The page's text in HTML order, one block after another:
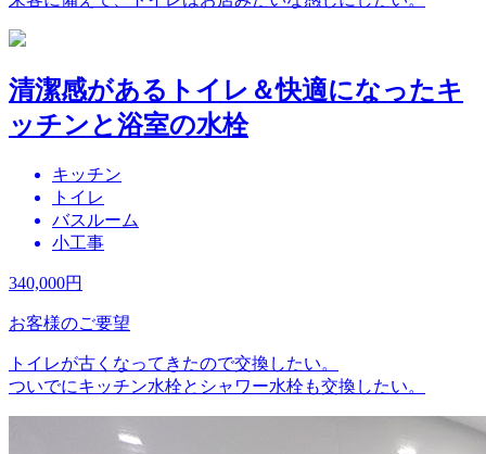
清潔感があるトイレ＆快適になったキ
ッチンと浴室の水栓
キッチン
トイレ
バスルーム
小工事
340,000円
お客様のご要望
トイレが古くなってきたので交換したい。
ついでにキッチン水栓とシャワー水栓も交換したい。